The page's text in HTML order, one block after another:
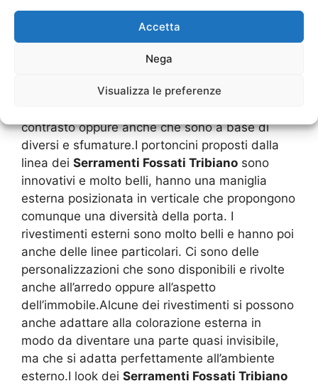
Accetta
Nega
Visualizza le preferenze
troviamo che essi hanno studiato una serie di
artistici sfruttando la diversità dei materiali. I
sono degli inserti dell’alluminio. In base alla
contrasto oppure anche che sono a base di
diversi e sfumature.I portoncini proposti dalla
linea dei Serramenti Fossati Tribiano sono
innovativi e molto belli, hanno una maniglia
esterna posizionata in verticale che propongono
comunque una diversità della porta. I
rivestimenti esterni sono molto belli e hanno poi
anche delle linee particolari. Ci sono delle
personalizzazioni che sono disponibili e rivolte
anche all’arredo oppure all’aspetto
dell’immobile.Alcune dei rivestimenti si possono
anche adattare alla colorazione esterna in
modo da diventare una parte quasi invisibile,
ma che si adatta perfettamente all’ambiente
esterno.I look dei Serramenti Fossati Tribiano